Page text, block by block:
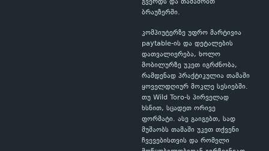
გვერდს და თამაშობთ
ბრაუზერში.
კომპიუტერზე უფრო მარტივია
paytable-ის და დეტალების
დათვალიერება, ხოლო
მობილურზე უკეთ იგრძნობა,
რამდენად პრაქტიკულია თამაში
ყოველდღიურ მოკლე სესიებში.
თუ Wild Toro-ს პირველად
ხსნით, სცადეთ ორივე
ფორმატი. ასე გაიგებთ, სად
მუშაობს თამაში უკეთ თქვენი
ჩვევებისთვის და რომელი